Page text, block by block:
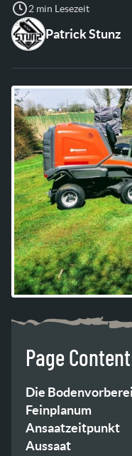
2 min Lesezeit
Patrick Stunz
Page
Die
Feinplanum
Ansaatzeitpunkt
Aussaat